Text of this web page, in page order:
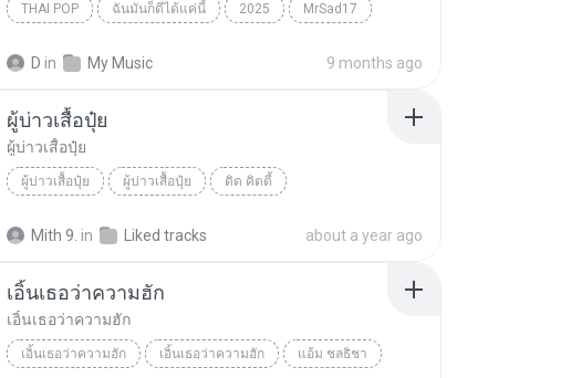
THAI POP ฉันมันก็ดีได้แค่นี้ 2025 MrSad17
D in My Music 9 months ago
ผู้บ่าวเสื้อปุ๋ย
ผู้บ่าวเสื้อปุ๋ย
ผู้บ่าวเสื้อปุ๋ย ผู้บ่าวเสื้อปุ๋ย ดิด คิตตี้
Mith 9. in Liked tracks about a year ago
เอิ้นเธอว่าความฮัก
เอิ้นเธอว่าความฮัก
เอิ้นเธอว่าความฮัก เอิ้นเธอว่าความฮัก แอ้ม ชลธิชา